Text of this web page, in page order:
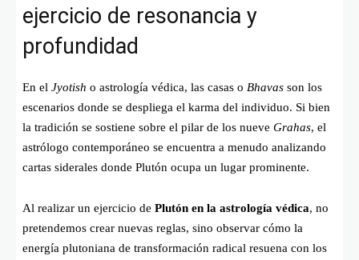
ejercicio de resonancia y
profundidad
En el Jyotish o astrología védica, las casas o Bhavas son los
escenarios donde se despliega el karma del individuo. Si bien
la tradición se sostiene sobre el pilar de los nueve Grahas, el
astrólogo contemporáneo se encuentra a menudo analizando
cartas siderales donde Plutón ocupa un lugar prominente.
Al realizar un ejercicio de Plutón en la astrología védica, no
pretendemos crear nuevas reglas, sino observar cómo la
energía plutoniana de transformación radical resuena con los